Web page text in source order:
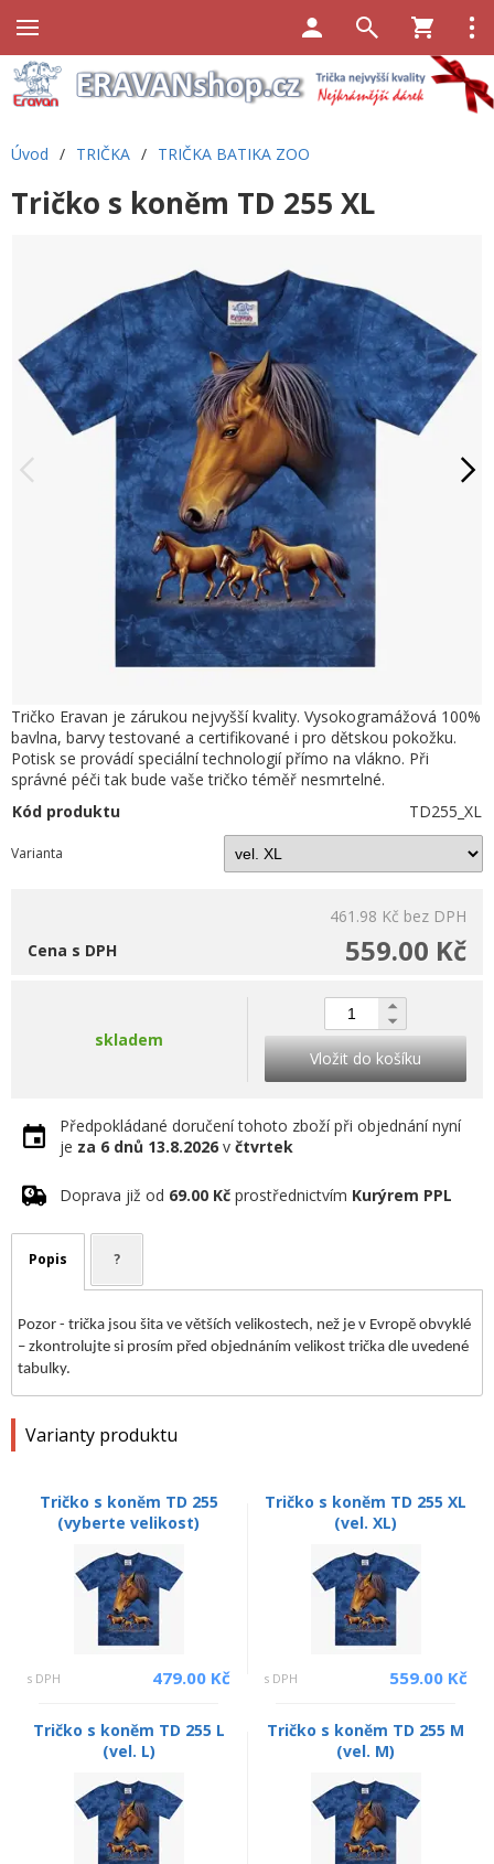
Úvod / TRIČKA / TRIČKA BATIKA ZOO
Tričko s koněm TD 255 XL
Tričko Eravan je zárukou nejvyšší kvality. Vysokogramážová 100%
bavlna, barvy testované a certifikované i pro dětskou pokožku.
Potisk se provádí speciální technologií přímo na vlákno. Při
správné péči tak bude vaše tričko téměř nesmrtelné.
Kód produktu
TD255_XL
Varianta
461.98 Kč bez DPH
559.00 Kč
Cena s DPH
skladem
Vložit do košíku
Předpokládané doručení tohoto zboží při objednání nyní
je za 6 dnů 13.8.2026 v čtvrtek
Doprava již od 69.00 Kč prostřednictvím Kurýrem PPL
Popis ?
Pozor - trička jsou šita ve větších velikostech, než je v Evropě obvyklé
– zkontrolujte si prosím před objednáním velikost trička dle uvedené
tabulky.
Varianty produktu
Tričko s koněm TD 255
(vyberte velikost)
s DPH 479.00 Kč
Tričko s koněm TD 255 XL
(vel. XL)
s DPH 559.00 Kč
Tričko s koněm TD 255 L
(vel. L)
Tričko s koněm TD 255 M
(vel. M)